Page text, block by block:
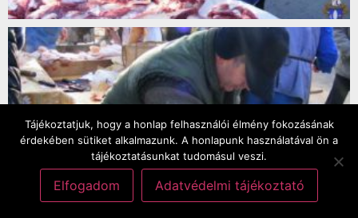
Tájékoztatjuk, hogy a honlap felhasználói élmény fokozásának
érdekében sütiket alkalmazunk. A honlapunk használatával ön a
tájékoztatásunkat tudomásul veszi.
Elfogadom Adatvédelmi tájékoztató